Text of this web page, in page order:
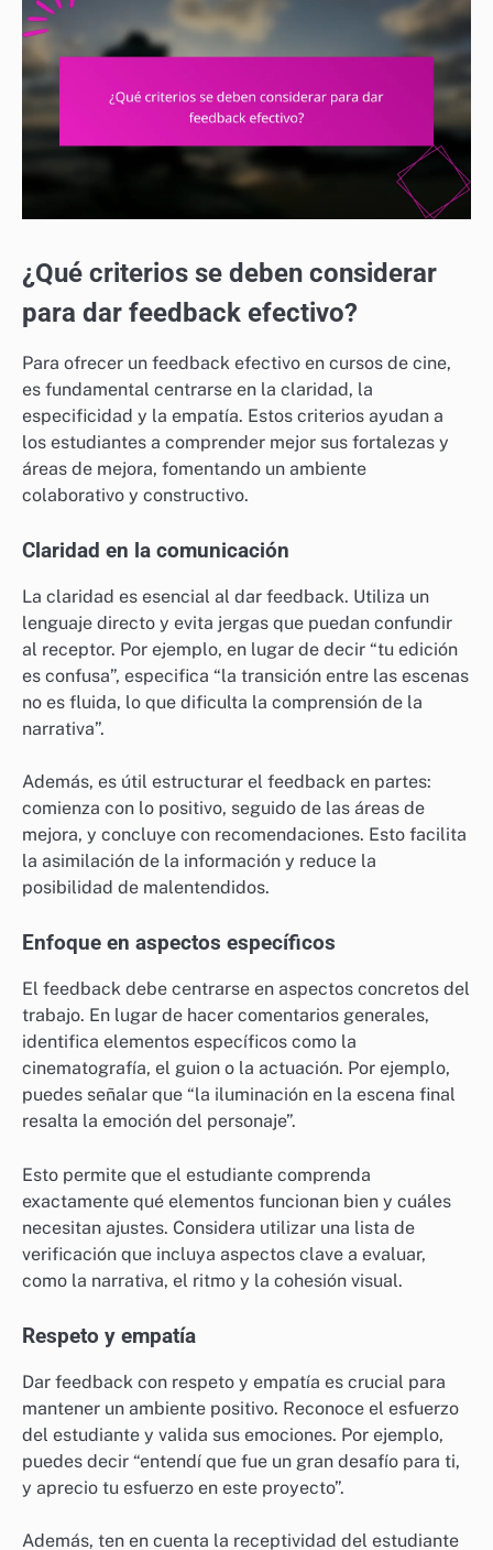
¿Qué criterios se deben considerar
para dar feedback efectivo?
Para ofrecer un feedback efectivo en cursos de cine,
es fundamental centrarse en la claridad, la
especificidad y la empatía. Estos criterios ayudan a
los estudiantes a comprender mejor sus fortalezas y
áreas de mejora, fomentando un ambiente
colaborativo y constructivo.
Claridad en la comunicación
La claridad es esencial al dar feedback. Utiliza un
lenguaje directo y evita jergas que puedan confundir
al receptor. Por ejemplo, en lugar de decir “tu edición
es confusa”, especifica “la transición entre las escenas
no es fluida, lo que dificulta la comprensión de la
narrativa”.
Además, es útil estructurar el feedback en partes:
comienza con lo positivo, seguido de las áreas de
mejora, y concluye con recomendaciones. Esto facilita
la asimilación de la información y reduce la
posibilidad de malentendidos.
Enfoque en aspectos específicos
El feedback debe centrarse en aspectos concretos del
trabajo. En lugar de hacer comentarios generales,
identifica elementos específicos como la
cinematografía, el guion o la actuación. Por ejemplo,
puedes señalar que “la iluminación en la escena final
resalta la emoción del personaje”.
Esto permite que el estudiante comprenda
exactamente qué elementos funcionan bien y cuáles
necesitan ajustes. Considera utilizar una lista de
verificación que incluya aspectos clave a evaluar,
como la narrativa, el ritmo y la cohesión visual.
Respeto y empatía
Dar feedback con respeto y empatía es crucial para
mantener un ambiente positivo. Reconoce el esfuerzo
del estudiante y valida sus emociones. Por ejemplo,
puedes decir “entendí que fue un gran desafío para ti,
y aprecio tu esfuerzo en este proyecto”.
Además, ten en cuenta la receptividad del estudiante